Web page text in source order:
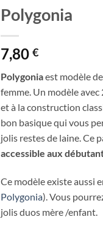
Polygonia
7,80 €
Polygoniaest modèle
femme. Un modèle
et à la construction
bon basique qui vous
jolis restes de laine. Ce
accessible aux
Ce modèle existe aussi
Polygonia). Vous
jolis duos mère /enfant.